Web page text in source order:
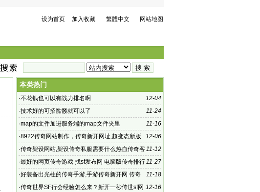
设为首页 加入收藏 繁體中文 网站地图
本类热门
12-04
·不花钱也可以有战力排名啊
11-24
·技术好的可招骷髅就可以了
11-16
·map的文件加进服务端的map文件夹里
12-06
·8922传奇网站制作，传奇新开网址,超变态新版
传奇
11-12
·传奇架设网站,架设传奇私服需要什么热血传奇客
户端才可以我用
11-27
·最好的网页传奇游戏 找sf发布网 电脑版传奇排行
榜_传奇网站
11-18
·好装备出光柱的传奇手游,手游传奇新开网 传奇
系列网页游戏
12-16
·传奇世界SF行会经验怎么来？新开一秒传世sf网